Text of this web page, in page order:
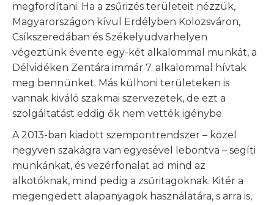
megfordítani. Ha a zsűrizés területeit nézzük,
Magyarországon kívül Erdélyben Kolozsváron,
Csíkszeredában és Székelyudvarhelyen
végeztünk évente egy-két alkalommal munkát, a
Délvidéken Zentára immár 7. alkalommal hívtak
meg bennünket. Más külhoni területeken is
vannak kiváló szakmai szervezetek, de ezt a
szolgáltatást eddig ők nem vették igénybe.
A 2013-ban kiadott szempontrendszer – közel
negyven szakágra van egyesével lebontva – segíti
munkánkat, és vezérfonalat ad mind az
alkotóknak, mind pedig a zsűritagoknak. Kitér a
megengedett alapanyagok használatára, s arra is,